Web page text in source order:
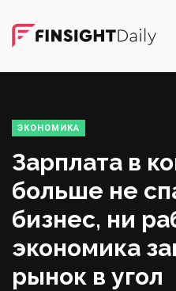
ЭКОНОМИКА
Зарплата в
больше не
бизнес, ни
экономика
рынок в угол